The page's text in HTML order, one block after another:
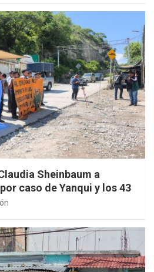
Sheinbaum a
caso de Yanqui y los 43